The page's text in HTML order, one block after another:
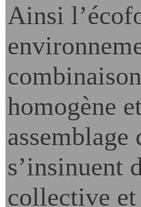
Ainsi
homogène
s’insinuent
collective et